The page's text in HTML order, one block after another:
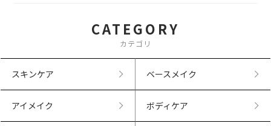
CATEGORY
カテゴリ
スキンケア ベースメイク
アイメイク ボディケア